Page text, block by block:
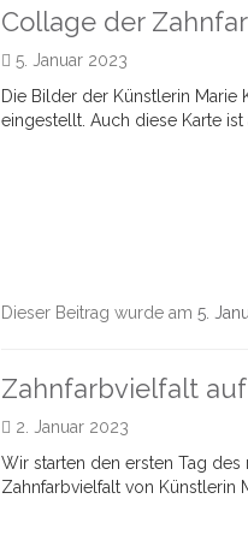
Collage der
5. Januar 2023
Die Bilder der Künstlerin
eingestellt. Auch diese Karte
Dieser Beitrag wurde am 5.
Zahnfarbvielfalt
2. Januar 2023
Wir starten den ersten Tag
Zahnfarbvielfalt von Künstlerin